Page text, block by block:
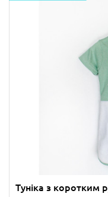
Туніка з коротким